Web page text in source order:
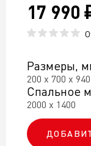
17 990
Размеры,
200 х 700 х 940
Спальное
2000 х 1400